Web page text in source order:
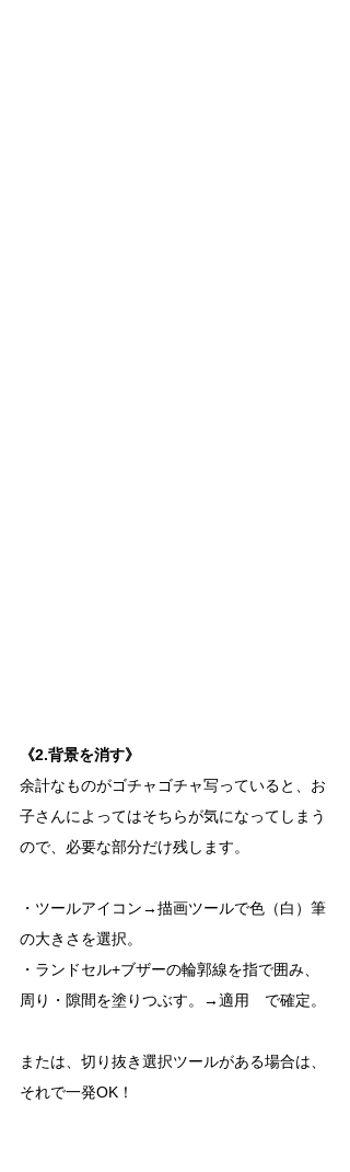
《2.背景を消す》
余計なものがゴチャゴチャ写っていると、お
子さんによってはそちらが気になってしまう
ので、必要な部分だけ残します。
・ツールアイコン→描画ツールで色（白）筆
の大きさを選択。
・ランドセル+ブザーの輪郭線を指で囲み、
周り・隙間を塗りつぶす。→適用　で確定。
または、切り抜き選択ツールがある場合は、
それで一発OK！